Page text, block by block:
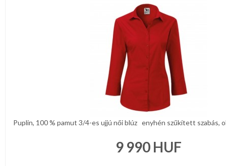
Puplin, 100 % pamut 3/4-es ujjú női blúz enyhén szűkített szabás,
9 990 HUF